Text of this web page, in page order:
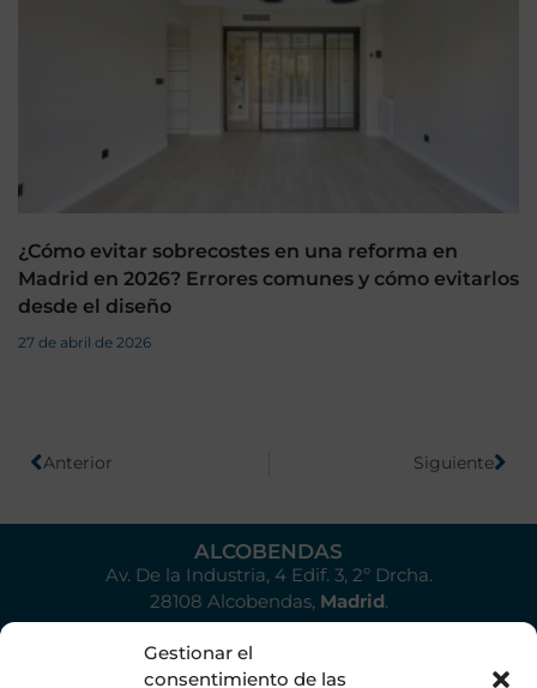
Gestionar el
consentimiento de las
¿Cómo evitar sobrecostes en una reforma en
Madrid en 2026? Errores comunes y cómo evitarlos
desde el diseño
27 de abril de 2026
Anterior Siguiente
ALCOBENDAS
Av. De la Industria, 4 Edif. 3, 2º Drcha.
28108 Alcobendas, Madrid.